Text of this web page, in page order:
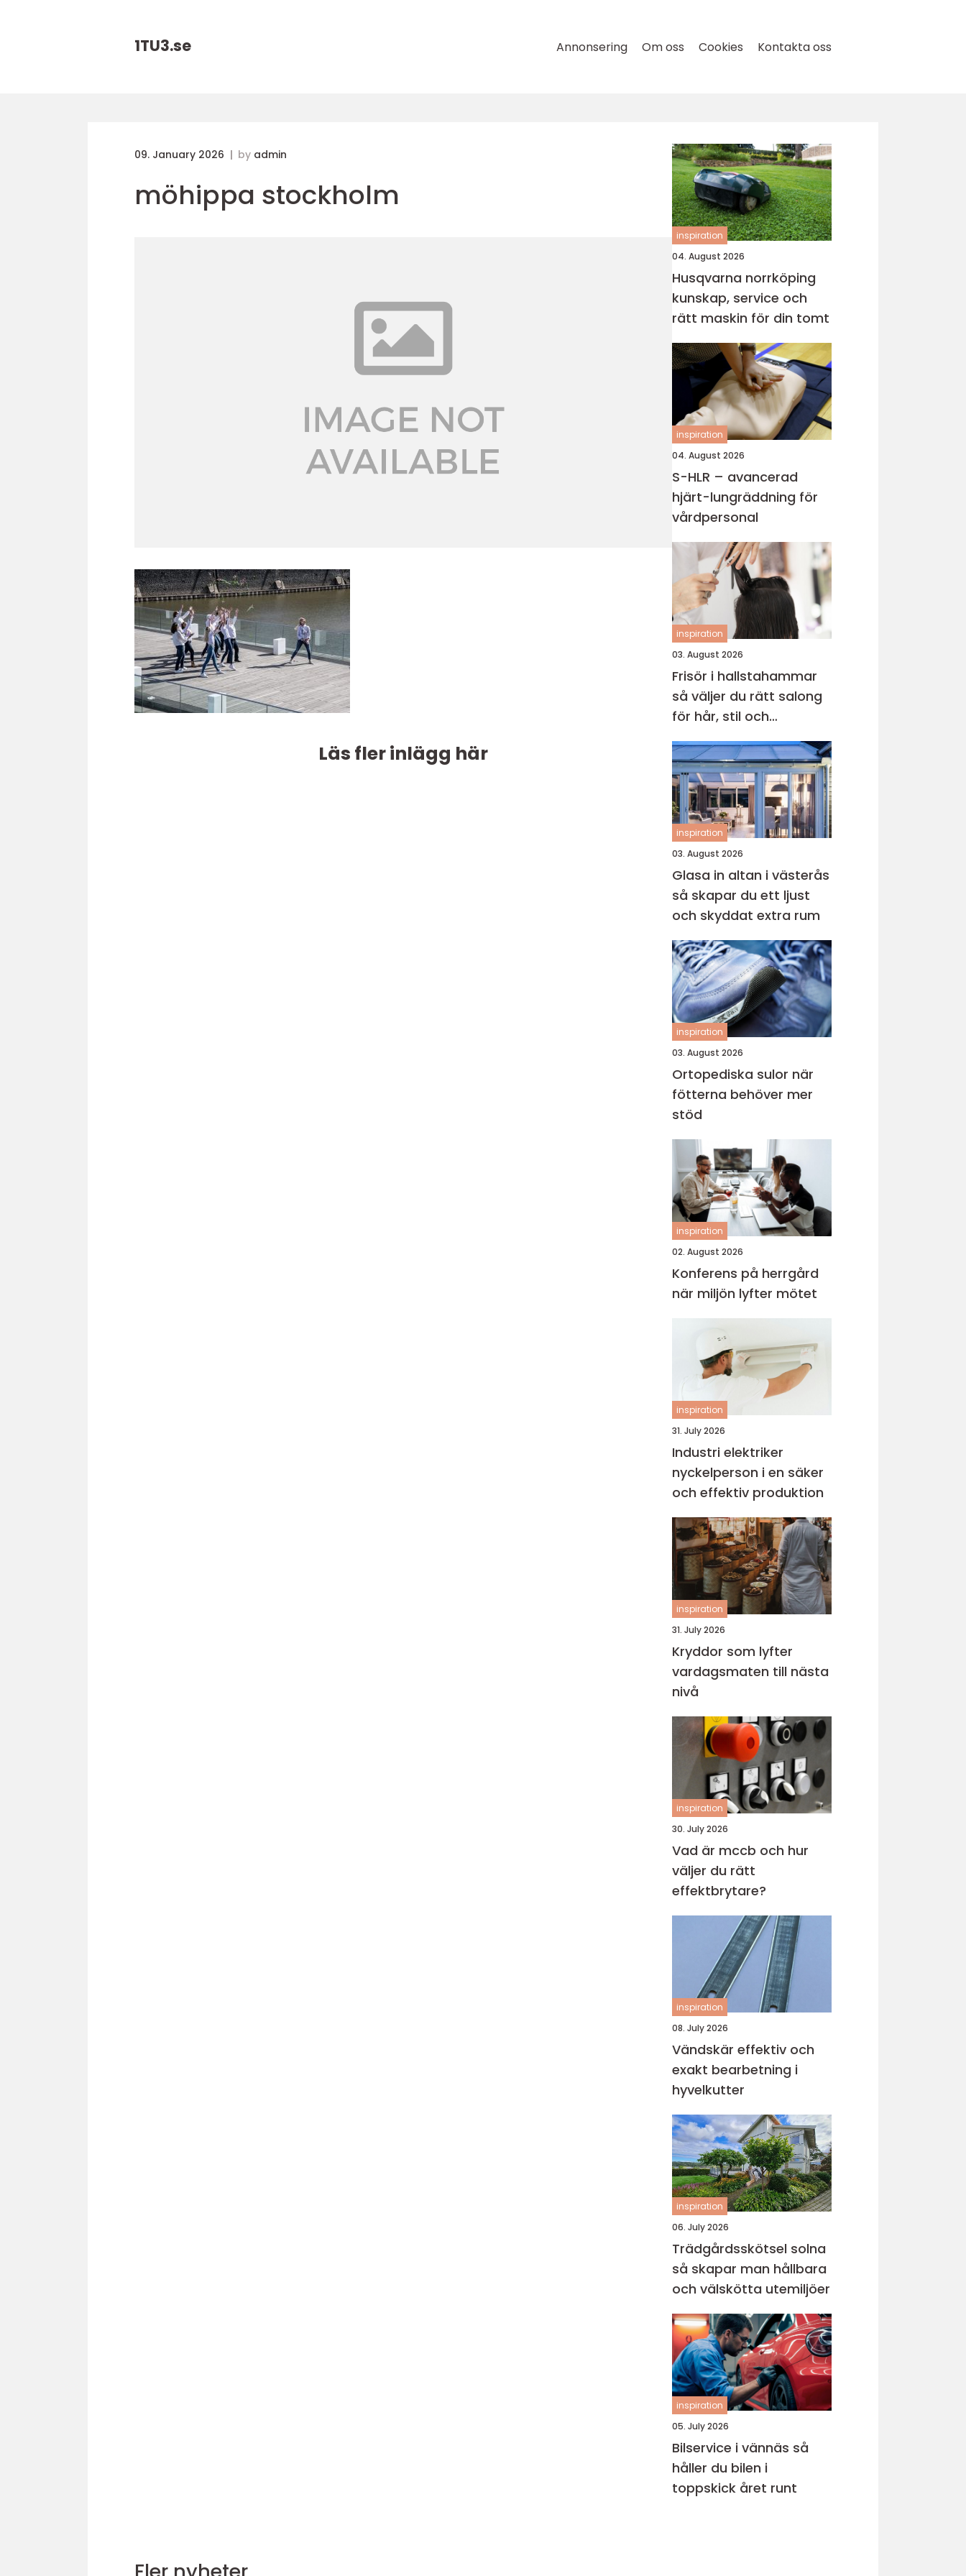
1TU3.se Annonsering Om oss Cookies Kontakta oss
09. January 2026 by admin
möhippa stockholm
Läs fler inlägg här
inspiration
04. August 2026
Husqvarna norrköping
kunskap, service och
rätt maskin för din tomt
inspiration
04. August 2026
S-HLR – avancerad
hjärt-lungräddning för
vårdpersonal
inspiration
03. August 2026
Frisör i hallstahammar
så väljer du rätt salong
för hår, stil och
välmående
inspiration
03. August 2026
Glasa in altan i västerås
så skapar du ett ljust
och skyddat extra rum
inspiration
03. August 2026
Ortopediska sulor när
fötterna behöver mer
stöd
inspiration
02. August 2026
Konferens på herrgård
när miljön lyfter mötet
inspiration
31. July 2026
Industri elektriker
nyckelperson i en säker
och effektiv produktion
inspiration
31. July 2026
Kryddor som lyfter
vardagsmaten till nästa
nivå
inspiration
30. July 2026
Vad är mccb och hur
väljer du rätt
effektbrytare?
inspiration
08. July 2026
Vändskär effektiv och
exakt bearbetning i
hyvelkutter
inspiration
06. July 2026
Trädgårdsskötsel solna
så skapar man hållbara
och välskötta utemiljöer
inspiration
05. July 2026
Bilservice i vännäs så
håller du bilen i
toppskick året runt